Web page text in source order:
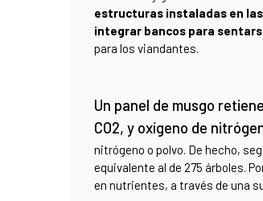
estructuras instaladas en
integrar bancos para
para los viandantes.
Un panel de musgo
CO2, y oxígeno de
nitrógeno o polvo. De hecho,
equivalente al de 275 árboles.
en nutrientes, a través de una